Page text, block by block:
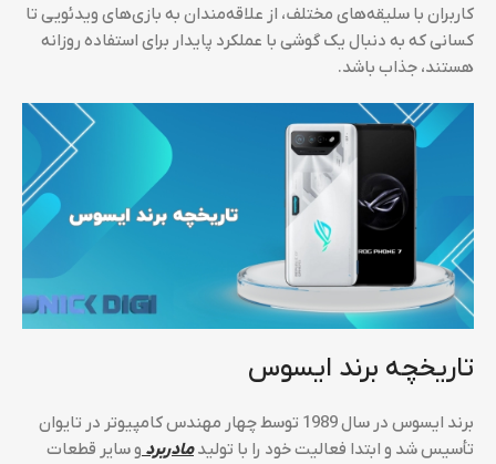
کاربران با سلیقه‌های مختلف، از علاقه‌مندان به بازی‌های ویدئویی تا
کسانی که به دنبال یک گوشی با عملکرد پایدار برای استفاده روزانه
هستند، جذاب باشد.
تاریخچه برند ایسوس
برند ایسوس در سال 1989 توسط چهار مهندس کامپیوتر در تایوان
تأسیس شد و ابتدا فعالیت خود را با تولیدمادربرد و سایر قطعات